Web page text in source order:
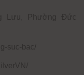
Lưu, Phường Đức
suc-bac/